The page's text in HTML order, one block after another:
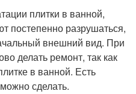
плитки в ванной,
постепенно разрушаться,
внешний вид. При
делать ремонт, так как
в ванной. Есть
сделать.